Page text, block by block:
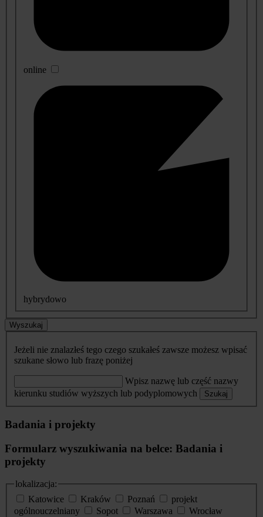
online
hybrydowo
Wyszukaj
Jeżeli nie znalazłeś tego czego szukałeś zawsze możesz wpisać
szukane słowo lub frazę poniżej
Wpisz nazwę lub część nazwy
kierunku studiów wyższych lub podyplomowych
Szukaj
Badania i projekty
Formularz wyszukiwania na belce: Badania i
projekty
lokalizacja:
Katowice
Kraków Poznań
projekt
ogólnouczelniany
Sopot Warszawa
Wrocław